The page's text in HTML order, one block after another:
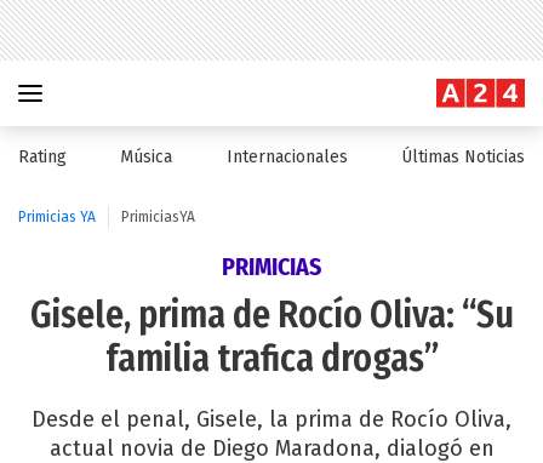
Rating Música Internacionales Últimas Noticias
Primicias YA PrimiciasYA
PRIMICIAS
Gisele, prima de Rocío Oliva: “Su
familia trafica drogas”
Desde el penal, Gisele, la prima de Rocío Oliva,
actual novia de Diego Maradona, dialogó en